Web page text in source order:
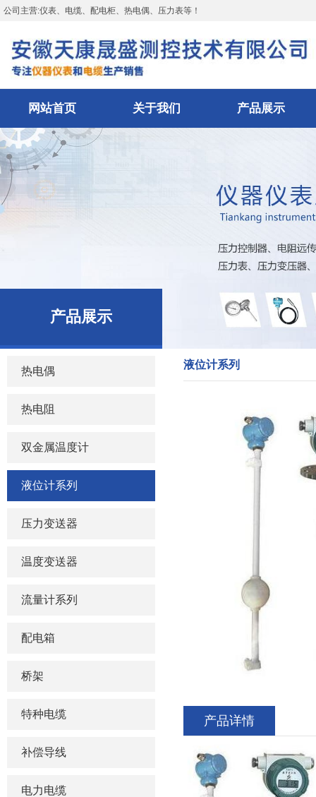
公司主营:仪表、电缆、配电柜、热电偶、压力表等！
网站首页 关于我们 产品展示
产品展示
热电偶
热电阻
双金属温度计
液位计系列
压力变送器
温度变送器
流量计系列
配电箱
桥架
特种电缆
补偿导线
电力电缆
液位计系列
产品详情